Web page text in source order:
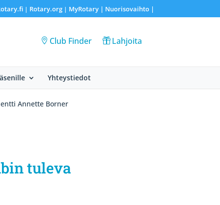
| Rotary.org| MyRotary | Nuorisovaihto|
Club Finder Lahjoita
Yhteystiedot
Annette Borner
tuleva